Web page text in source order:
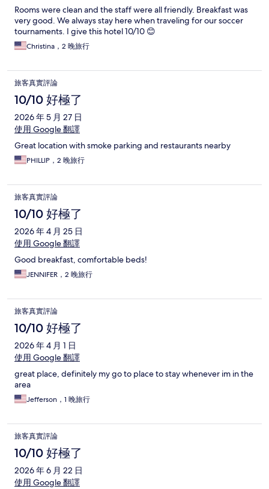
Rooms were clean and the staff were all friendly. Breakfast was
very good. We always stay here when traveling for our soccer
tournaments. I give this hotel 10/10 😊
Christina，2 晚旅行
旅客真實評論
10/10 好極了
2026 年 5 月 27 日
使用 Google 翻譯
Great location with smoke parking and restaurants nearby
PHILLIP，2 晚旅行
旅客真實評論
10/10 好極了
2026 年 4 月 25 日
使用 Google 翻譯
Good breakfast, comfortable beds!
JENNIFER，2 晚旅行
旅客真實評論
10/10 好極了
2026 年 4 月 1 日
使用 Google 翻譯
great place, definitely my go to place to stay whenever im in the
area
Jefferson，1 晚旅行
旅客真實評論
10/10 好極了
2026 年 6 月 22 日
使用 Google 翻譯